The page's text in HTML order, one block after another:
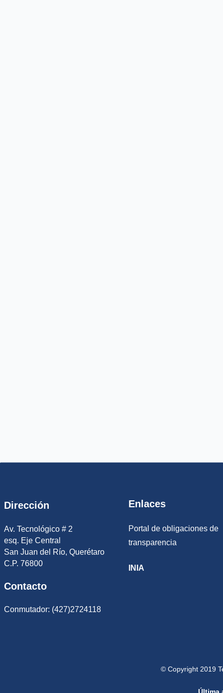
Dirección
Av. Tecnológico # 2
esq. Eje Central
San Juan del Río, Querétaro
C.P. 76800
Contacto
Conmutador: (427)2724118
Enlaces
Portal de obligaciones de
transparencia
INIA
© Copyright 2019